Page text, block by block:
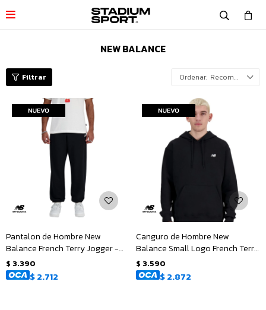

NEW BALANCE
Recomendados
Pantalon de Hombre New
Balance French Terry Jogger -
Negro
$ 3.390
$2.712
Canguro de Hombre New
Balance Small Logo French Terry
Hoodie - Negro
$ 3.590
$2.872